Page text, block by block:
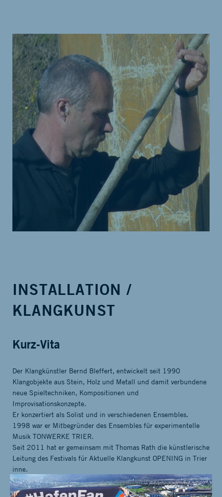
INSTALLATION /
KLANGKUNST
Kurz-Vita
Der Klangkünstler Bernd Bleffert, entwickelt seit 1990
Klangobjekte aus Stein, Holz und Metall und damit verbundene
neue Spieltechniken, Kompositionen und
Improvisationskonzepte.
Er konzertiert als Solist und in verschiedenen Ensembles.
1998 war er Mitbegründer des Ensembles für experimentelle
Musik TONWERKE TRIER.
Seit 2011 hat er gemeinsam mit Thomas Rath die künstlerische
Leitung des Festivals für Aktuelle Klangkunst OPENING in Trier
inne.
Ab 2000 entstanden erste Klanginstallationen in Naturräumen
und im Kontext von Ausstellungen. Materialforschung und